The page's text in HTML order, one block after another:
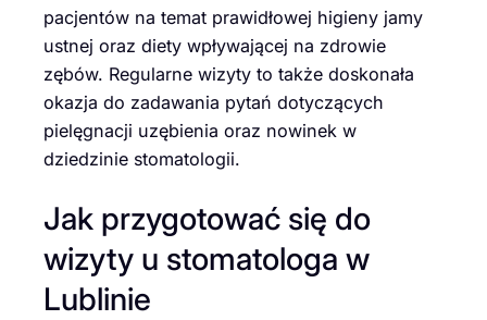
pacjentów na temat prawidłowej higieny jamy
ustnej oraz diety wpływającej na zdrowie
zębów. Regularne wizyty to także doskonała
okazja do zadawania pytań dotyczących
pielęgnacji uzębienia oraz nowinek w
dziedzinie stomatologii.
Jak przygotować się do
wizyty u stomatologa w
Lublinie